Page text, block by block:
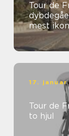
Tour de
mest
17. januar
Tour de
to hjul